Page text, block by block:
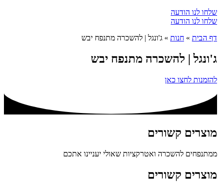
שלחו לנו הודעה
שלחו לנו הודעה
דף הבית » חנות » ג'ונגל | להשכרה מתנפח יבש
ג'ונגל | להשכרה מתנפח יבש
להזמנות לחצו כאן
מוצרים קשורים
ממתנפחים להשכרה ואטרקציות שאולי יעניינו אתכם
מוצרים קשורים